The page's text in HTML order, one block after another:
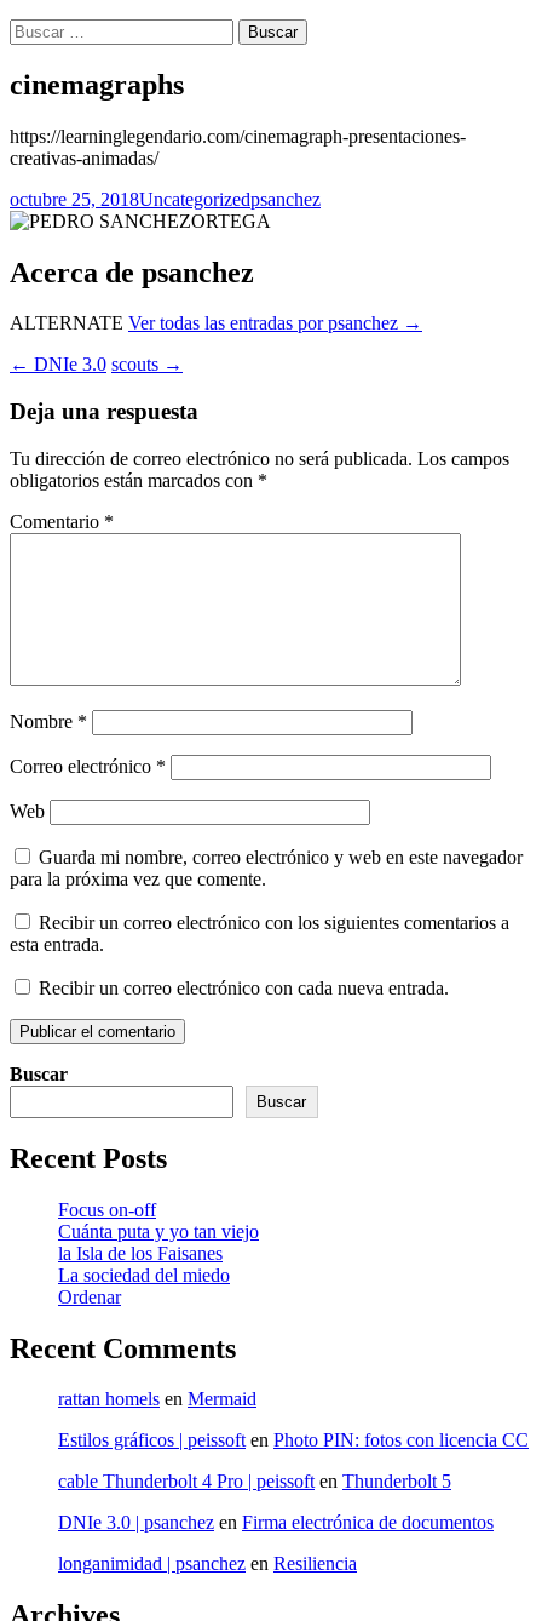
Buscar:
cinemagraphs
https://learninglegendario.com/cinemagraph-presentaciones-
creativas-animadas/
octubre 25, 2018Uncategorizedpsanchez
Acerca de psanchez
ALTERNATE Ver todas las entradas por psanchez →
Navegación
de
entradas
← DNIe 3.0 scouts →
Deja una respuesta
Tu dirección de correo electrónico no será publicada. Los campos
obligatorios están marcados con *
Comentario *
Nombre *
Correo electrónico *
Web
Guarda mi nombre, correo electrónico y web en este navegador
para la próxima vez que comente.
Recibir un correo electrónico con los siguientes comentarios a
esta entrada.
Recibir un correo electrónico con cada nueva entrada.
Buscar
Buscar
Recent Posts
Focus on-off
Cuánta puta y yo tan viejo
la Isla de los Faisanes
La sociedad del miedo
Ordenar
Recent Comments
rattan homels en Mermaid
Estilos gráficos | peissoften Photo PIN: fotos con licencia CC
cable Thunderbolt 4 Pro | peissoften Thunderbolt 5
DNIe 3.0 | psanchez en Firma electrónica de documentos
longanimidad | psanchez en Resiliencia